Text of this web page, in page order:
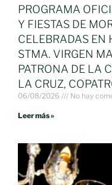
PROGRAMA
Y FIESTAS DE
CELEBRADAS EN
STMA. VIRGEN
PATRONA DE LA
LA CRUZ,
06/08/2026 No hay
Leer más »